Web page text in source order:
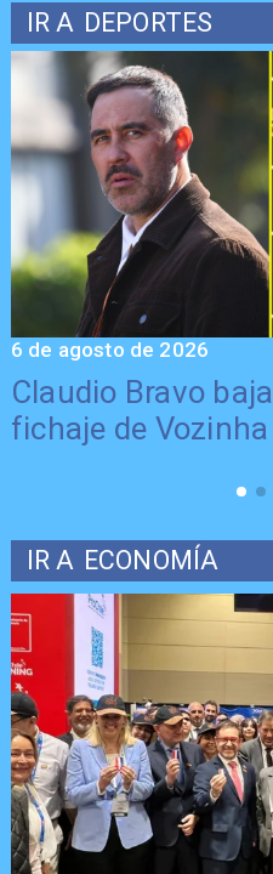
IR A DEPORTES
Claudio Bravo
fichaje de Vozinha
6 de agosto de 2026
IR A ECONOMÍA